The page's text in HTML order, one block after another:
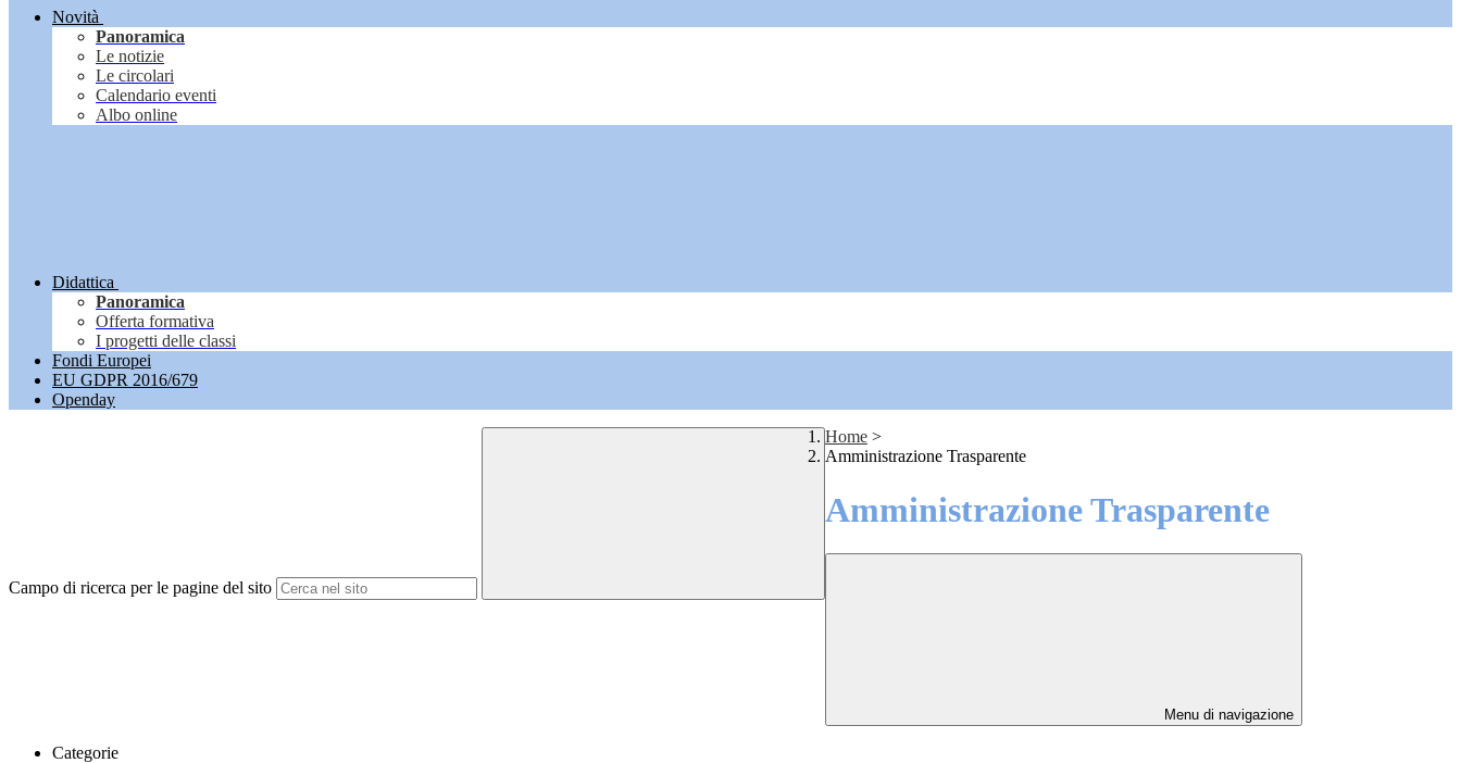
Novità
Panoramica
Le notizie
Le circolari
Calendario eventi
Albo online
Didattica
Panoramica
Offerta formativa
I progetti delle classi
Fondi Europei
EU GDPR 2016/679
Openday
Campo di ricerca per le pagine del sito
Home >
Amministrazione Trasparente
Amministrazione Trasparente
Menu di navigazione
Categorie